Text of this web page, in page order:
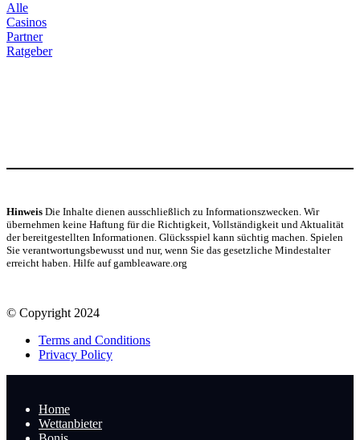
Alle
Casinos
Partner
Ratgeber
Hinweis Die Inhalte dienen ausschließlich zu Informationszwecken. Wir
übernehmen keine Haftung für die Richtigkeit, Vollständigkeit und Aktualität
der bereitgestellten Informationen. Glücksspiel kann süchtig machen. Spielen
Sie verantwortungsbewusst und nur, wenn Sie das gesetzliche Mindestalter
erreicht haben. Hilfe auf gambleaware.org
© Copyright 2024
Terms and Conditions
Privacy Policy
Home
Wettanbieter